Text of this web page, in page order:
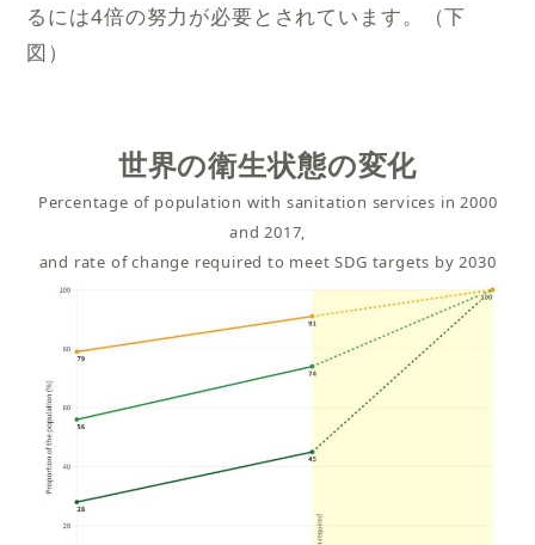
るには4倍の努力が必要とされています。（下
図）
世界の衛生状態の変化
Percentage of population with sanitation services in 2000
and 2017,
and rate of change required to meet SDG targets by 2030